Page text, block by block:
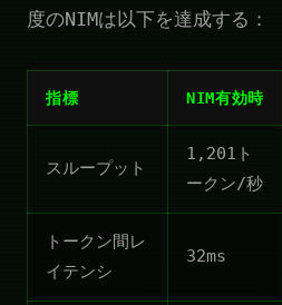
度のNIMは以下を達成する：
指標 NIM有効時
スループット
1,201ト
ークン/秒
トークン間レ
イテンシ
32ms